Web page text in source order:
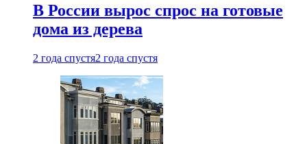
В России вырос спрос на готовые
дома из дерева
2 года спустя2 года спустя